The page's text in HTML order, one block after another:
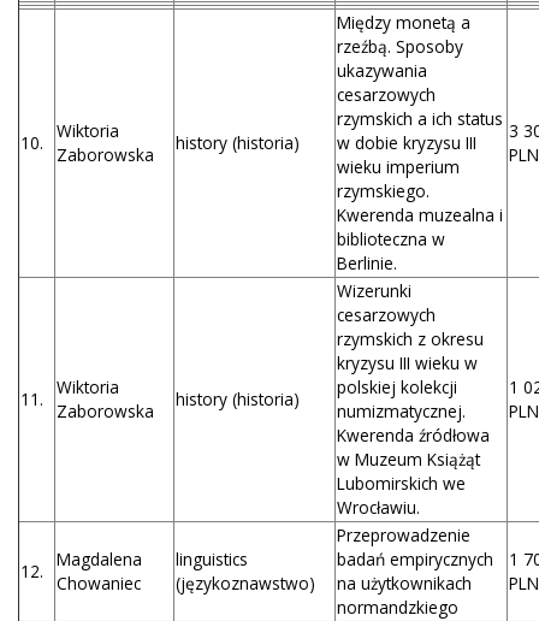
10.
Wiktoria
Zaborowska
history (historia)
Między monetą a
rzeźbą. Sposoby
ukazywania
cesarzowych
rzymskich a ich status
w dobie kryzysu III
wieku imperium
rzymskiego.
Kwerenda muzealna i
biblioteczna w
Berlinie.
3
PLN
11.
Wiktoria
Zaborowska
history (historia)
Wizerunki
cesarzowych
rzymskich z okresu
kryzysu III wieku w
polskiej kolekcji
numizmatycznej.
Kwerenda źródłowa
w Muzeum Książąt
Lubomirskich we
Wrocławiu.
1
PLN
12.
Magdalena
Chowaniec
linguistics
(językoznawstwo)
Przeprowadzenie
badań empirycznych
na użytkownikach
normandzkiego
1
PLN